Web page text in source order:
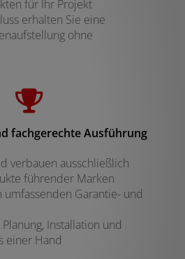
für Ihr Projekt
erhalten Sie eine
ohne
fachgerechte Ausführung
verbauen ausschließlich
führender Marken
Garantie- und
Installation und
einer Hand